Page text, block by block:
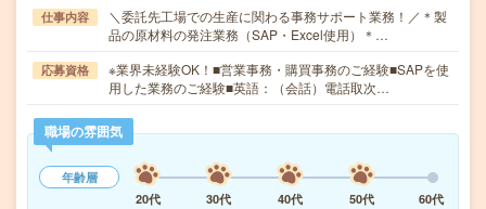
仕事内容
＼委託先工場での生産に関わる事務サポート業務！／＊製
品の原材料の発注業務（SAP・Excel使用）＊…
応募資格
※業界未経験OK！■営業事務・購買事務のご経験■SAPを使
用した業務のご経験■英語：（会話）電話取次…
職場の雰囲気
年齢層
20代
30代 40代 50代
60代